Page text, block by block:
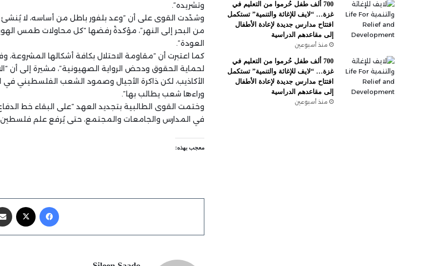
وتشريده”.
وشدّدت القوى على أن “وعد بلفور باطل من أساسه، لا
من البحر إلى النهر”، مؤكدةً رفضها “كل محاولات طمس
العودة”.
كما اعتبرت أن “مقاومة الاحتلال بكافة أشكالها
لحماية الحقوق ودحض الرواية الصهيونية”، مشيرة إلى أن
الأكاذيب، لكن ذاكرة الأجيال وصمود الشعب الفلسطيني في
وراءها شعب يطالب بها”.
وختمت القوى الطالبية بتجديد العهد “على البقاء خط
في المدارس والجامعات والمجتمع، حتى يُرفع علم فلسطين
معجب بهذه:
فيسبوك
700 ألف طفل حُرموا من التعليم في
غزة… “لايف للإغاثة والتنمية” تستكمل
افتتاح مدارس جديدة لإعادة الأطفال
إلى مقاعدهم الدراسية
منذ أسبوعين
700 ألف طفل حُرموا من التعليم في
غزة… “لايف للإغاثة والتنمية” تستكمل
افتتاح مدارس جديدة لإعادة الأطفال
إلى مقاعدهم الدراسية
منذ أسبوعين